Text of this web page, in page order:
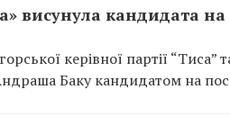
висунула кандидата
керівної партії
Баку кандидатом на